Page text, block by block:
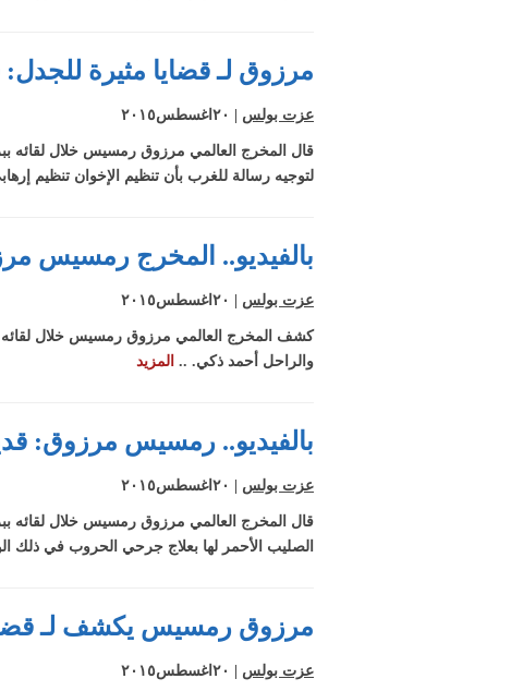
مرزوق لـ قضايا مثيرة
عزت بولس
قال المخرج العالمي مرزوق رمسيس خلال لقائه
لتوجيه رسالة للغرب بأن تنظيم الإخوان تنظيم
بالفيديو.. المخرج رمسيس
عزت بولس
كشف المخرج العالمي مرزوق رمسيس خلال لقائه
والراحل أحمد ذكي. .. المزيد
بالفيديو.. رمسيس مرزوق:
عزت بولس
قال المخرج العالمي مرزوق رمسيس خلال لقائه
الصليب الأحمر لها بعلاج جرحي الحروب في ذلك
مرزوق رمسيس يكشف لـ
عزت بولس